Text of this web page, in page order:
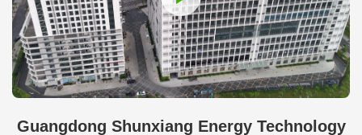
Guangdong Shunxiang Energy Technology